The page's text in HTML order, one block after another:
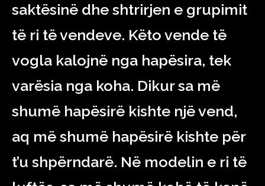
saktësinë dhe shtrirjen e grupimit
të ri të vendeve. Këto vende të
vogla kalojnë nga hapësira, tek
varësia nga koha. Dikur sa më
shumë hapësirë kishte një vend,
aq më shumë hapësirë kishte për
t’u shpërndarë. Në modelin e ri të